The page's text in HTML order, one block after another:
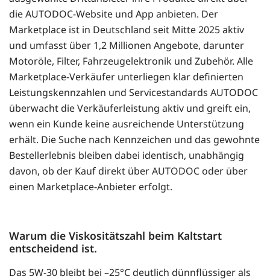
die AUTODOC-Website und App anbieten. Der
Marketplace ist in Deutschland seit Mitte 2025 aktiv
und umfasst über 1,2 Millionen Angebote, darunter
Motoröle, Filter, Fahrzeugelektronik und Zubehör. Alle
Marketplace-Verkäufer unterliegen klar definierten
Leistungskennzahlen und Servicestandards AUTODOC
überwacht die Verkäuferleistung aktiv und greift ein,
wenn ein Kunde keine ausreichende Unterstützung
erhält. Die Suche nach Kennzeichen und das gewohnte
Bestellerlebnis bleiben dabei identisch, unabhängig
davon, ob der Kauf direkt über AUTODOC oder über
einen Marketplace-Anbieter erfolgt.
Warum die Viskositätszahl beim Kaltstart
entscheidend ist.
Das 5W-30 bleibt bei –25°C deutlich dünnflüssiger als